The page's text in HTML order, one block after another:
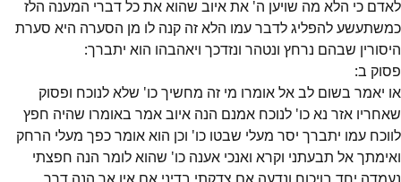
לאדם כי הלא מה שויען ה' את איוב שהוא את כל דברי המענה הלז
כמשתעשע להפליג לדבר עמו הלא זה קנה לו מן הסערה היא סערת
היסורין שבהם נרחץ ונטהר ונזדכך ויאהבהו הוא יתברך:
פסוק ב:
או יאמר בשום לב אל אומרו מי זה מחשיך כו' שלא לנוכח ופסוק
שאחריו אזר נא כו' לנוכח אמנם הנה איוב אמר באומרו שהיה חפץ
לווכח עמו יתברך יסר מעלי שבטו כו' וכן הוא אומר כפך מעלי הרחק
ואימתך אל תבעתני וקרא ואנכי אענה כו' שהוא לומר הנה חפצתי